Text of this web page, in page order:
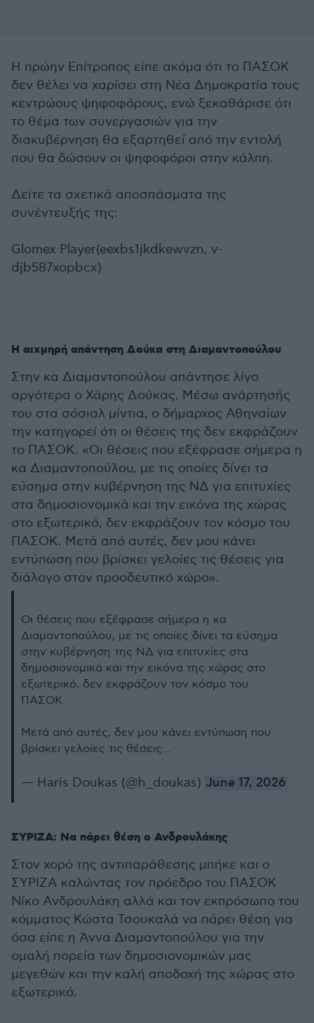
Η πρώην Επίτροπος είπε ακόμα ότι το ΠΑΣΟΚ
δεν θέλει να χαρίσει στη Νέα Δημοκρατία τους
κεντρώους ψηφοφόρους, ενώ ξεκαθάρισε ότι
το θέμα των συνεργασιών για την
διακυβέρνηση θα εξαρτηθεί από την εντολή
που θα δώσουν οι ψηφοφόροι στην κάλπη.
Δείτε τα σχετικά αποσπάσματα της
συνέντευξής της:
Glomex Player(eexbs1jkdkewvzn, v-
djb587xopbcx)
Η αιχμηρή απάντηση Δούκα στη Διαμαντοπούλου
Στην κα Διαμαντοπούλου απάντησε λίγο
αργότερα ο Χάρης Δούκας. Μέσω ανάρτησής
του στα σόσιαλ μίντια, ο δήμαρχος Αθηναίων
την κατηγορεί ότι οι θέσεις της δεν εκφράζουν
το ΠΑΣΟΚ. «Οι θέσεις που εξέφρασε σήμερα η
κα Διαμαντοπούλου, με τις οποίες δίνει τα
εύσημα στην κυβέρνηση της ΝΔ για επιτυχίες
στα δημοσιονομικά και την εικόνα της χώρας
στο εξωτερικό, δεν εκφράζουν τον κόσμο του
ΠΑΣΟΚ. Μετά από αυτές, δεν μου κάνει
εντύπωση που βρίσκει γελοίες τις θέσεις για
διάλογο στον προοδευτικό χώρο».
Οι θέσεις που εξέφρασε σήμερα η κα
Διαμαντοπούλου, με τις οποίες δίνει τα εύσημα
στην κυβέρνηση της ΝΔ για επιτυχίες στα
δημοσιονομικά και την εικόνα της χώρας στο
εξωτερικό, δεν εκφράζουν τον κόσμο του
ΠΑΣΟΚ.
Μετά από αυτές, δεν μου κάνει εντύπωση που
βρίσκει γελοίες τις θέσεις…
— Haris Doukas (@h_doukas) June 17, 2026
ΣΥΡΙΖΑ: Να πάρει θέση ο Ανδρουλάκης
Στον χορό της αντιπαράθεσης μπήκε και ο
ΣΥΡΙΖΑ καλώντας τον πρόεδρο του ΠΑΣΟΚ
Νίκο Ανδρουλάκη αλλά και τον εκπρόσωπο του
κόμματος Κώστα Τσουκαλά να πάρει θέση για
όσα είπε η Άννα Διαμαντοπούλου για την
ομαλή πορεία των δημοσιονομικών μας
μεγεθών και την καλή αποδοχή της χώρας στο
εξωτερικό.